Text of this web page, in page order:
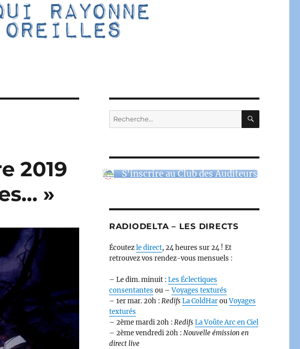
2019
»
Recherche
pour :
S'inscrire au Club des Auditeurs
RADIODELTA – LES DIRECTS
Écoutezle direct, 24 heures sur 24 ! Et
retrouvez vos rendez-vous mensuels :
– Le dim. minuit : Les Éclectiques
consentantes ou –Voyages texturés
– 1er mar. 20h : Redifs La ColdHarouVoyages
texturés
– 2ème mardi 20h : Redifs La Voûte Arc en Ciel
– 2ème vendredi 20h : Nouvelle émission en
direct live